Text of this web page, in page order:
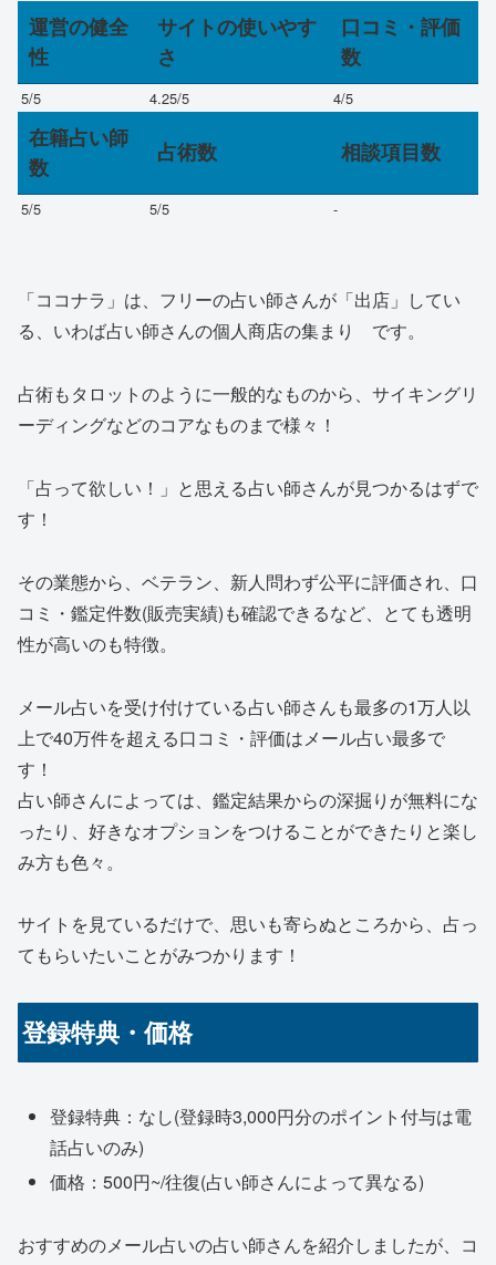
運営の健全
性
サイトの使いやす
さ
口コミ・評価
数
5/5 4.25/5 4/5
在籍占い師
数
占術数 相談項目数
5/5 5/5 -
「ココナラ」は、フリーの占い師さんが「出店」してい
る、いわば占い師さんの個人商店の集まり です。
占術もタロットのように一般的なものから、サイキングリ
ーディングなどのコアなものまで様々！
「占って欲しい！」と思える占い師さんが見つかるはずで
す！
その業態から、ベテラン、新人問わず公平に評価され、口
コミ・鑑定件数(販売実績)も確認できるなど、 とても透明
性が高いのも特徴。
メール占いを受け付けている占い師さんも最多の1万人以
上で40万件を超える口コミ・評価はメール占い最多で
す！
占い師さんによっては、鑑定結果からの深掘りが無料にな
ったり、好きなオプションをつけることができたりと楽し
み方も色々。
サイトを見ているだけで、 思いも寄らぬところから、占っ
てもらいたいことがみつかります！
登録特典・価格
登録特典：なし(登録時3,000円分のポイント付与は電
話占いのみ)
価格：500円~/往復(占い師さんによって異なる)
おすすめのメール占いの占い師さんを紹介しましたが、コ